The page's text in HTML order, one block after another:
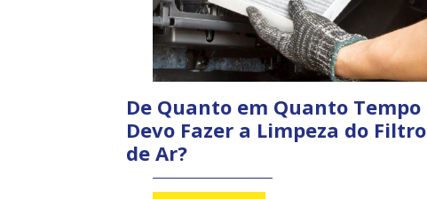
De Quanto em Quanto Tempo
Devo Fazer a Limpeza do Filtro
de Ar?